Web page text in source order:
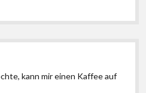
kann mir einen Kaffee auf